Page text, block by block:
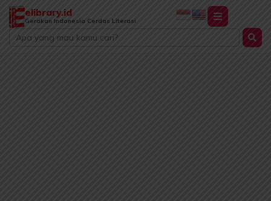
Lewati
konten
elibrary.id
Gerakan Indonesia Cerdas Literasi
Search
...